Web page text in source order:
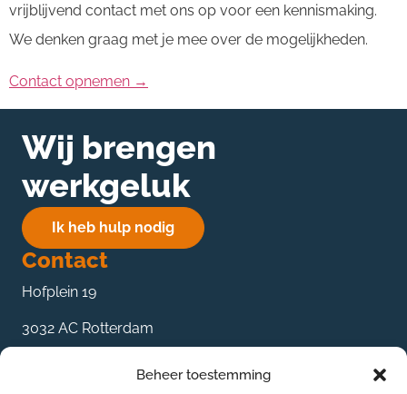
Beheer toestemming
vrijblijvend contact met ons op voor een kennismaking.
We denken graag met je mee over de mogelijkheden.
Contact opnemen →
Wij brengen
werkgeluk
Ik heb hulp nodig
Contact
Hofplein 19
3032 AC Rotterdam